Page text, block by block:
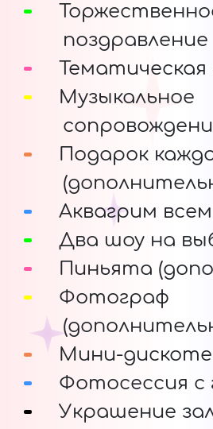
поздравление
Музыкальное
Подарок
Аквагрим
Два шоу на
Пиньята
Фотограф
Мини-
Фотосессия с
Украшение